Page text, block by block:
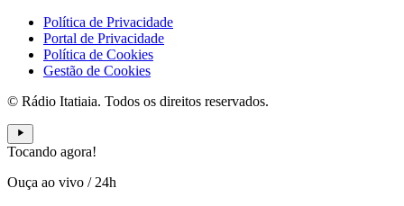
Política de Privacidade
Portal de Privacidade
Política de Cookies
Gestão de Cookies
© Rádio Itatiaia. Todos os direitos reservados.
Tocando agora!
Ouça ao vivo / 24h